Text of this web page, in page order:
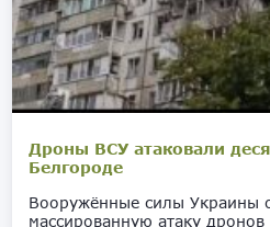
Дроны ВСУ атаковали
Белгороде
Вооружённые силы Украины
массированную атаку